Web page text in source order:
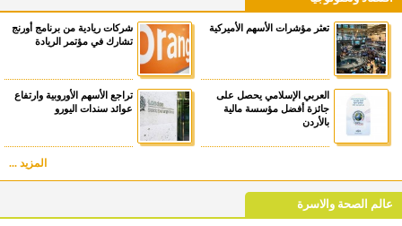
تعثر مؤشرات الأسهم الأميركية
شركات ريادية من برنامج أورنج
تشارك في مؤتمر الريادة
العربي الإسلامي يحصل على
جائزة أفضل مؤسسة مالية
بالأردن
تراجع الأسهم الأوروبية وارتفاع
عوائد سندات اليورو
المزيد ...
عالم الصحة والاسرة